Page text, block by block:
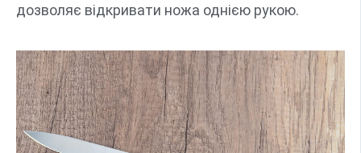
дозволяє відкривати ножа однією рукою.